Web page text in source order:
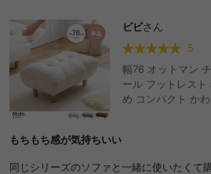
ビビさん
5
幅76 オットマン
ール フットレスト
め コンパクト か
もちもち感が気持ちいい
同じシリーズのソファと一緒に使いたくて